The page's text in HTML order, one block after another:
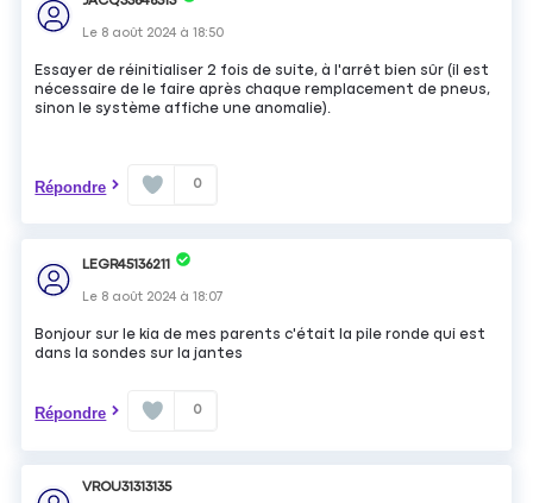
Le 8 août 2024 à18:50
Essayer de réinitialiser 2 fois de suite, à l'arrêt bien sûr (il est
nécessaire de le faire après chaque remplacement de pneus,
sinon le système affiche une anomalie).
Répondre 0
LEGR45136211
Le 8 août 2024 à18:07
Bonjour sur le kia de mes parents c'était la pile ronde qui est
dans la sondes sur la jantes
Répondre 0
VROU31313135